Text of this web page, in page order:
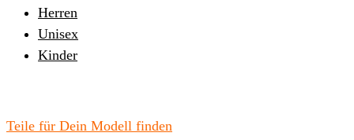
Herren
Unisex
Kinder
Teile für Dein Modell finden